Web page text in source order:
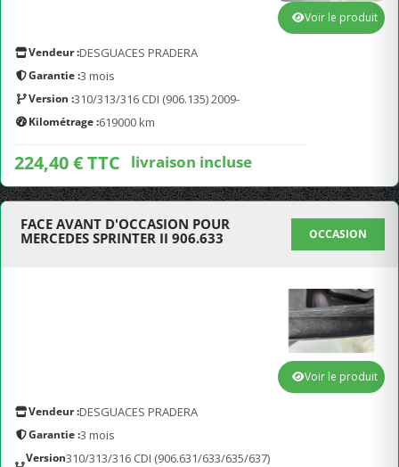
Vendeur :DESGUACES PRADERA
Garantie :3 mois
Version :310/313/316 CDI (906.135) 2009-
Kilométrage :619000 km
224,40 € TTC livraison incluse
Voir le produit
FACE AVANT D'OCCASION POUR
MERCEDES SPRINTER II 906.633
OCCASION
Vendeur :DESGUACES PRADERA
Garantie :3 mois
Version310/313/316 CDI (906.631/633/635/637)
Voir le produit